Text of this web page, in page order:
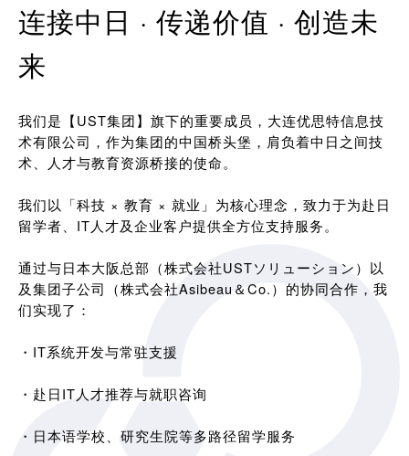
连接中日 · 传递价值 · 创造未
来
我们是【UST集团】旗下的重要成员，大连优思特信息技
术有限公司，作为集团的中国桥头堡，肩负着中日之间技
术、人才与教育资源桥接的使命。
我们以「科技 × 教育 × 就业」为核心理念，致力于为赴日
留学者、IT人才及企业客户提供全方位支持服务。
通过与日本大阪总部（株式会社USTソリューション）以
及集团子公司（株式会社Asibeau＆Co.）的协同合作，我
们实现了：
・IT系统开发与常驻支援
・赴日IT人才推荐与就职咨询
・日本语学校、研究生院等多路径留学服务